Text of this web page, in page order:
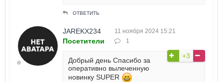
ОТВЕТИТЬ
JAREKX234
Посетители
11 ноября 2024 15:21
1
+3
Добрый день Спасибо за
оперативно вылеченную
новинку SUPER